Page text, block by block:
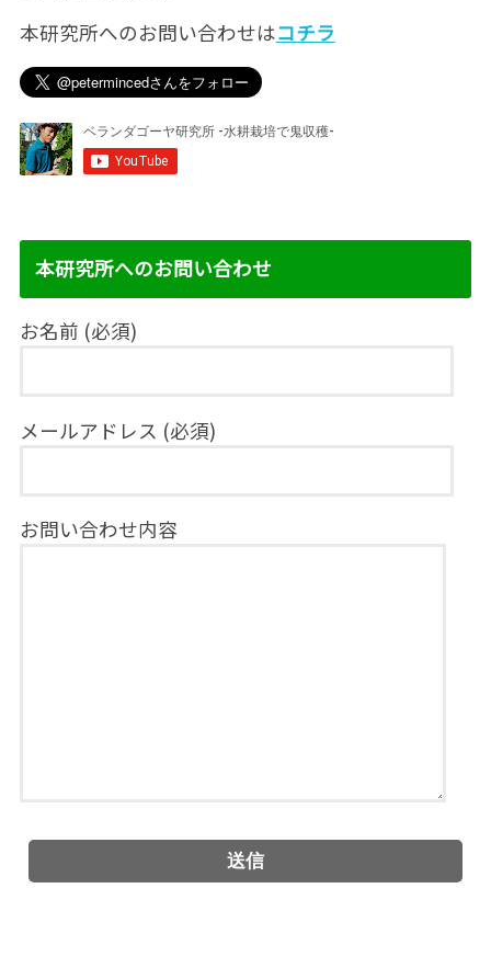
本研究所へのお問い合わせはコチラ
本研究所へのお問い合わせ
お名前 (必須)
メールアドレス (必須)
お問い合わせ内容